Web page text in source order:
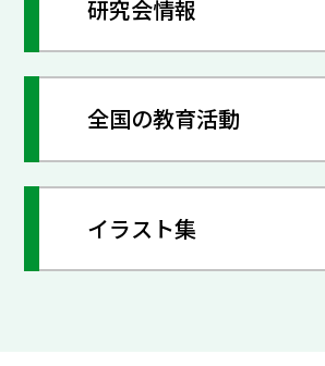
研究会情報
全国の教育活動
イラスト集